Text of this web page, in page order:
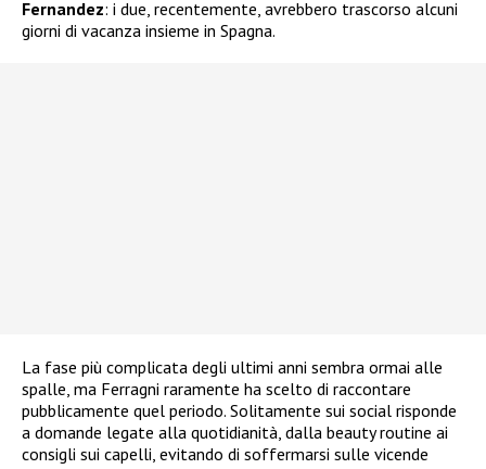
Fernandez: i due, recentemente, avrebbero trascorso alcuni
giorni di vacanza insieme in Spagna.
La fase più complicata degli ultimi anni sembra ormai alle
spalle, ma Ferragni raramente ha scelto di raccontare
pubblicamente quel periodo. Solitamente sui social risponde
a domande legate alla quotidianità, dalla beauty routine ai
consigli sui capelli, evitando di soffermarsi sulle vicende